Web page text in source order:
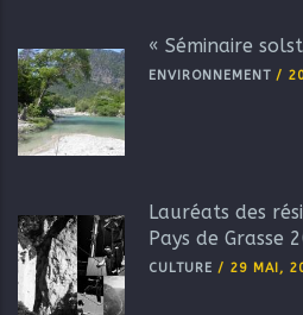
« Séminaire
ENVIRONNEMENT /
Lauréats des
Pays de Grasse
CULTURE / 29 MAI,